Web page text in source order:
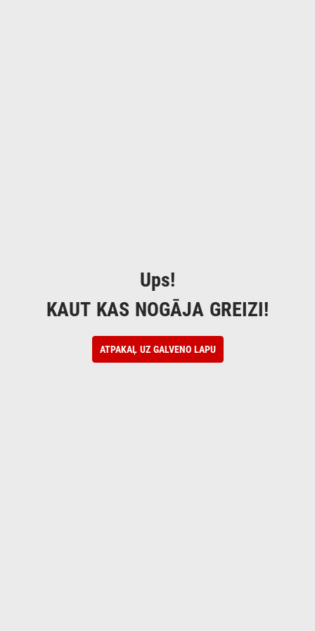
Ups!
KAUT KAS NOGĀJA GREIZI!
ATPAKAĻ UZ GALVENO LAPU